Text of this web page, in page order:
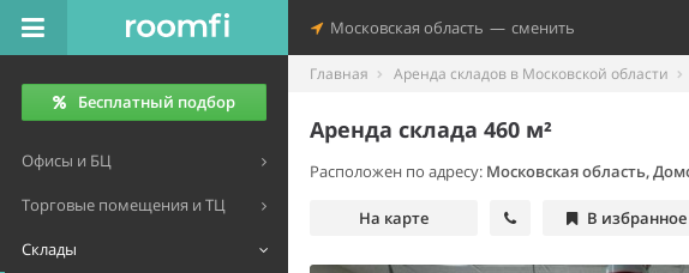
Московская область — сменить
Бесплатный подбор
Офисы и БЦ
Торговые помещения и ТЦ
Склады
Главная Аренда складов в Московской области
Аренда склада 460 м²
Расположен по адресу: Московская область,
На карте В избранное